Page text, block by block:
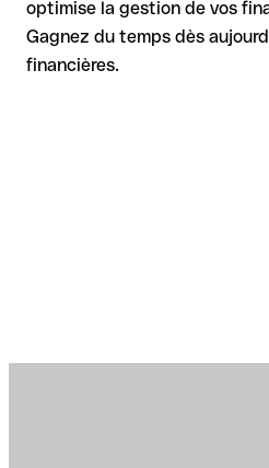
optimise la gestion de vos
Gagnez du temps dès
financières.